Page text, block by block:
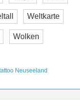
Weltkarte
Wolken
Neuseeland